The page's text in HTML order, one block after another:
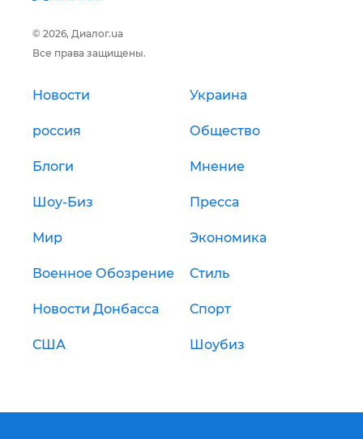
© 2026, Диалог.ua
Все права защищены.
Новости Украина
россия Общество
Блоги Мнение
Шоу-Биз Пресса
Мир Экономика
Военное Обозрение Стиль
Новости Донбасса Спорт
США Шоубиз